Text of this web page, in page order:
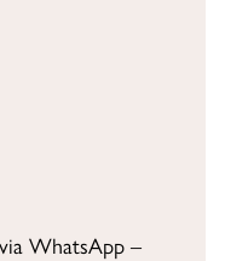
WhatsApp –